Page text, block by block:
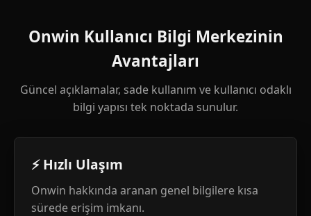
Onwin Kullanıcı Bilgi Merkezinin
Avantajları
Güncel açıklamalar, sade kullanım ve kullanıcı odaklı
bilgi yapısı tek noktada sunulur.
⚡ Hızlı Ulaşım
Onwin hakkında aranan genel bilgilere kısa
sürede erişim imkanı.